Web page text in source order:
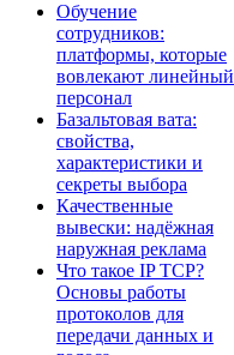
Обучение
сотрудников:
платформы, которые
вовлекают линейный
персонал
Базальтовая вата:
свойства,
характеристики и
секреты выбора
Качественные
вывески: надёжная
наружная реклама
Что такое IP TCP?
Основы работы
протоколов для
передачи данных и